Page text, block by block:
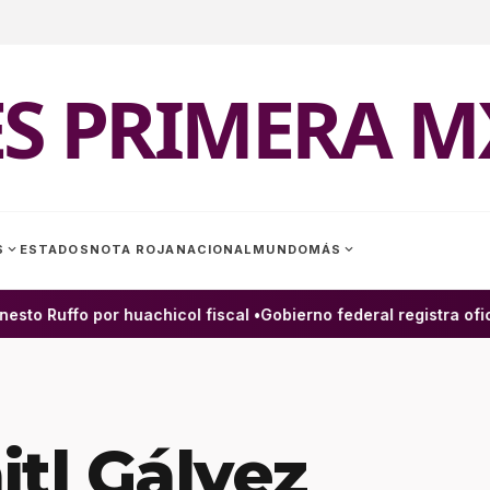
PRIMERA
expand_more ESTADOS NOTA ROJA NACIONAL MUNDOMÁS expand_more
Ruffo por huachicol fiscal •Gobierno federal registra